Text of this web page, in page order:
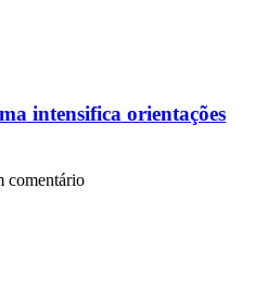
intensifica orientações
comentário